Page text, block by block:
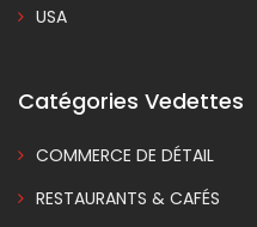
USA
Catégories Vedettes
COMMERCE DE DÉTAIL
RESTAURANTS & CAFÉS